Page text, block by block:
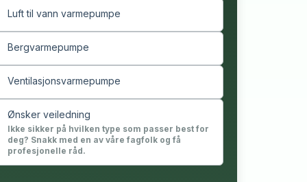
Luft til vann varmepumpe
Bergvarmepumpe
Ventilasjonsvarmepumpe
Ønsker veiledning
Ikke sikker på hvilken type som passer best for
deg? Snakk med en av våre fagfolk og få
profesjonelle råd.